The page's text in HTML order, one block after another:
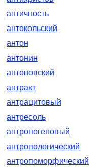
античность
антокольский
антон
антонин
антоновский
антракт
антрацитовый
антресоль
антропогеновый
антропологический
антропоморфический